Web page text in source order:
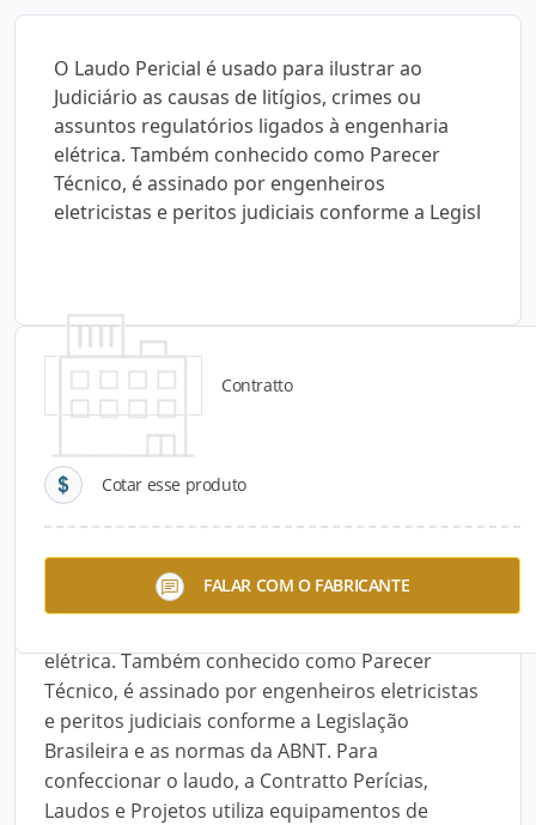
O Laudo Pericial é usado para ilustrar ao
Judiciário as causas de litígios, crimes ou
assuntos regulatórios ligados à engenharia
elétrica. Também conhecido como Parecer
Técnico, é assinado por engenheiros
eletricistas e peritos judiciais conforme a Legisl
Contratto
Cotar esse produto
FALAR COM O FABRICANTE
Detalhes do produto
Descrição do Produto
O Laudo Pericial é usado para ilustrar ao
Judiciário as causas de litígios, crimes ou
elétrica. Também conhecido como Parecer
Técnico, é assinado por engenheiros eletricistas
e peritos judiciais conforme a Legislação
Brasileira e as normas da ABNT. Para
confeccionar o laudo, a Contratto Perícias,
Laudos e Projetos utiliza equipamentos de